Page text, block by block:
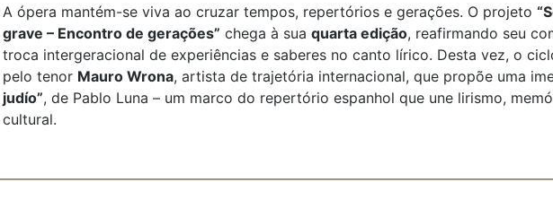
A ópera mantém-se viva ao cruzar tempos, repertórios e gerações. O projeto
grave – Encontro de gerações” chega à sua quarta edição, reafirmando seu
troca intergeracional de experiências e saberes no canto lírico. Desta vez, o
pelo tenor Mauro Wrona, artista de trajetória internacional, que propõe uma
judío”, de Pablo Luna – um marco do repertório espanhol que une lirismo,
cultural.